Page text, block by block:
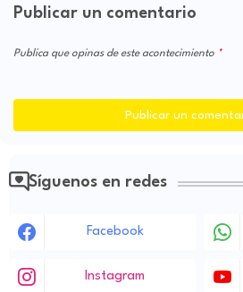
Publicar un comentario
Publica que opinas de este acontecimiento
Publicar un
Síguenos en redes
Facebook
Instagram